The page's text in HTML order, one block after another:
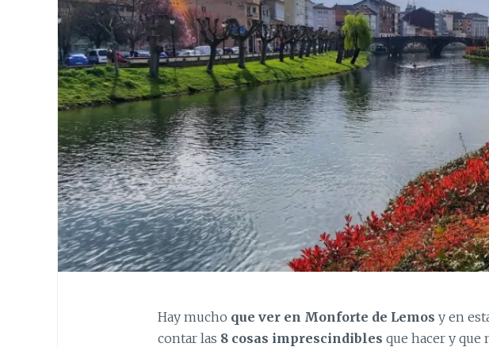
Hay mucho que ver en Monforte de Lemos y en
contar las 8 cosas imprescindibles que hacer y que